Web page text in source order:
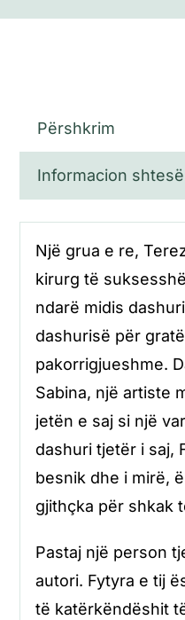
Përshkrim
Informacion shtesë
Një grua e re,
kirurg të
ndarë midis
dashurisë për
pakorrigjueshme.
Sabina, një artiste
jetën e saj si një
dashuri tjetër i saj,
besnik dhe i mirë,
gjithçka për shkak
Pastaj një person
autori. Fytyra e tij
të katërkëndëshit